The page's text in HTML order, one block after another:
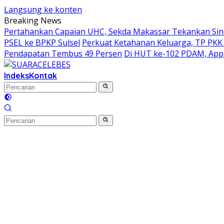
Langsung ke konten
Breaking News
Pertahankan Capaian UHC, Sekda Makassar Tekankan
PSEL ke BPKP Sulsel Perkuat Ketahanan Keluarga, TP
Pendapatan Tembus 49 Persen Di HUT ke-102 PDAM,
IndeksKontak